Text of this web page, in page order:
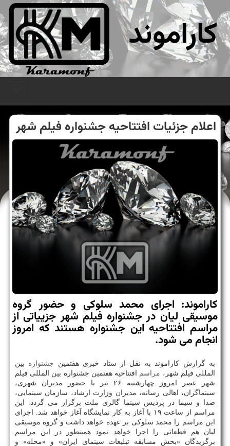
کاراموند
اعلام جزئیات افتتاحیه جشنواره فیلم شهر
كاراموند: اجرای محمد سلوكی و حضور گروه
موسیقی لیان در جشنواره فیلم شهر جزییاتی از
مراسم افتتاحیه این جشنواره هستند كه امروز
انجام می شود.
به گزارش كاراموند به نقل از ستاد خبری هفتمین جشنواره بین
المللی فیلم شهر، مراسم افتتاحیه هفتمین جشنواره بین المللی فیلم
شهر عصر امروز چهارشنبه ۲۶ تیر با حضور مدیران شهری،
سینماگران، اهالی رسانه، مدیران وزارت ارشاد، سازمان سینمایی،
صدا و سیما در پردیس سینما گالری ملت برگزار می گردد. این
مراسم از ساعت ۱۹ با آغاز به كار نمایشگاه آغاز خواهد شد. اجرای
این مراسم را محمد سلوكی بر عهده خواهد داشت و گروه موسیقی
لیان هم قطعاتی را اجرا خواهد نمود همینطور در این مراسم
برگزیدگان «بخش مسابقه تبلیغات سینمای ایران» و «محله» و